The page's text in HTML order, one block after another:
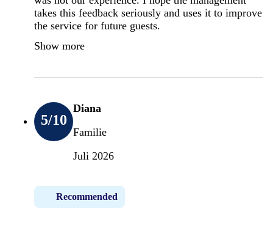
takes this feedback seriously and uses it to improve
the service for future guests.
Show more
5/10
Diana
Familie
Juli 2026
Recommended